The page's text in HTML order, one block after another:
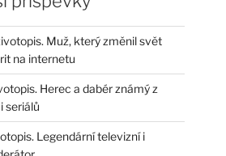
Muž, který změnil svět
na internetu
Herec a dabér známý z
seriálů
Legendární televizní i